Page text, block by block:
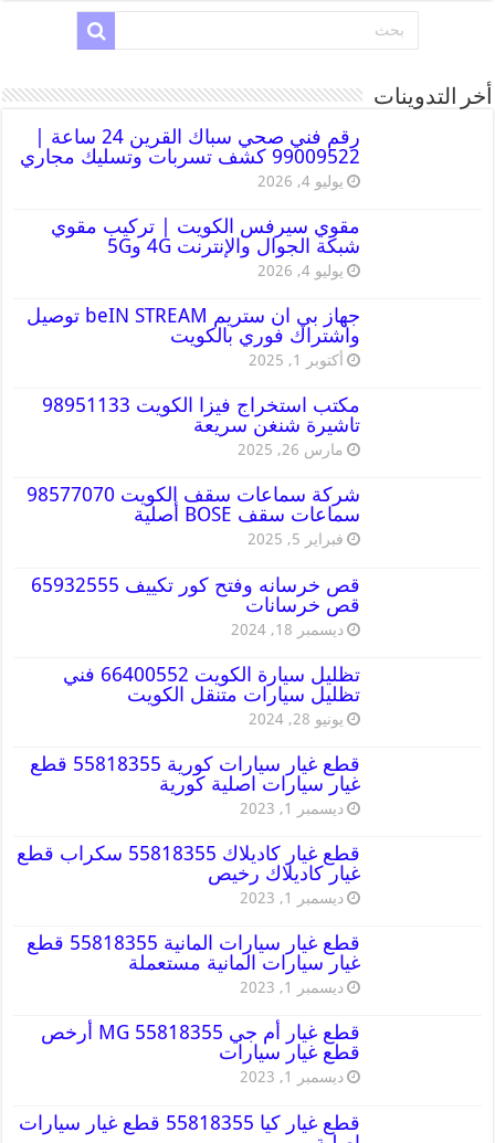
أخر التدوينات
رقم فني صحي سباك القرين 24 ساعة |
99009522 كشف تسربات وتسليك مجاري
يوليو 4, 2026
مقوي سيرفس الكويت | تركيب مقوي
شبكة الجوال والإنترنت 4G و5G
يوليو 4, 2026
جهاز بي ان ستريم beIN STREAM توصيل
واشتراك فوري بالكويت
أكتوبر 1, 2025
مكتب استخراج فيزا الكويت 98951133
تاشيرة شنغن سريعة
مارس 26, 2025
شركة سماعات سقف الكويت 98577070
سماعات سقف BOSE أصلية
فبراير 5, 2025
قص خرسانه وفتح كور تكييف 65932555
قص خرسانات
ديسمبر 18, 2024
تظليل سيارة الكويت 66400552 فني
تظليل سيارات متنقل الكويت
يونيو 28, 2024
قطع غيار سيارات كورية 55818355 قطع
غيار سيارات اصلية كورية
ديسمبر 1, 2023
قطع غيار كاديلاك 55818355 سكراب قطع
غيار كاديلاك رخيص
ديسمبر 1, 2023
قطع غيار سيارات المانية 55818355 قطع
غيار سيارات المانية مستعملة
ديسمبر 1, 2023
قطع غيار أم جي MG 55818355 أرخص
قطع غيار سيارات
ديسمبر 1, 2023
قطع غيار كيا 55818355 قطع غيار سيارات